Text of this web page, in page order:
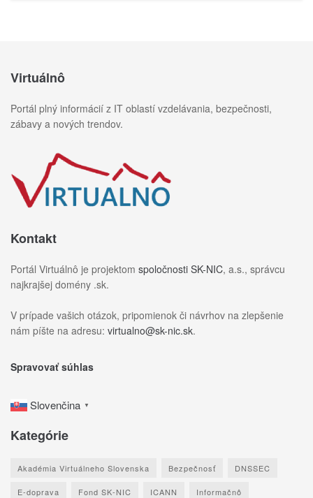
Virtuálnô
Portál plný informácií z IT oblastí vzdelávania, bezpečnosti,
zábavy a nových trendov.
Kontakt
Portál Virtuálnô je projektom spoločnosti SK-NIC, a.s., správcu
najkrajšej domény .sk.
V prípade vašich otázok, pripomienok či návrhov na zlepšenie
nám píšte na adresu: virtualno@sk-nic.sk.
Spravovať súhlas
Slovenčina ▼
Kategórie
Akadémia Virtuálneho Slovenska Bezpečnosť DNSSEC
E-doprava Fond SK-NIC ICANN Informačnô